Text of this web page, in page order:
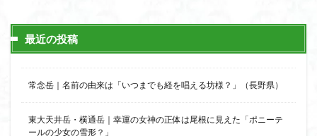
最近の投稿
常念岳｜名前の由来は「いつまでも経を唱える坊様？」（長野県）
東大天井岳・横通岳｜幸運の女神の正体は尾根に見えた「ポニーテ
ールの少女の雪形？」